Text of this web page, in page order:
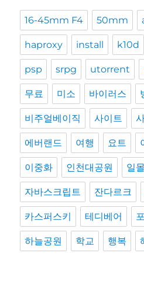
16-45mm F4 50mm
haproxy install k10d
psp srpg utorrent
무료 미소 바이러스
비주얼베이직 사이트
에버랜드 여행 요트
이중화 인천대공원 일몰
자바스크립트 잔다르크
카스퍼스키 테디베어
하늘공원 학교 행복